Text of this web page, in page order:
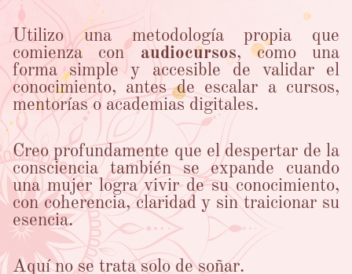
Utilizo una metodología propia que
comienza con audiocursos, como una
forma simple y accesible de validar el
conocimiento, antes de escalar a cursos,
mentorías o academias digitales.
Creo profundamente que el despertar de la
consciencia también se expande cuando
una mujer logra vivir de su conocimiento,
con coherencia, claridad y sin traicionar su
esencia.
Aquí no se trata solo de soñar.